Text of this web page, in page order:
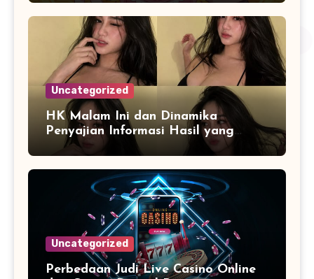
Uncategorized
HK Malam Ini dan Dinamika
Penyajian Informasi Hasil yang
Selalu Diperbarui
Uncategorized
Perbedaan Judi Live Casino Online